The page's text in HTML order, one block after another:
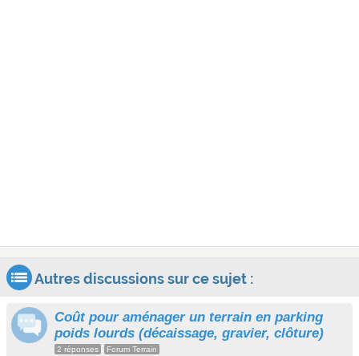
Autres discussions sur ce sujet :
Coût pour aménager un terrain en parking
poids lourds (décaissage, gravier, clôture)
2 réponses Forum Terrain